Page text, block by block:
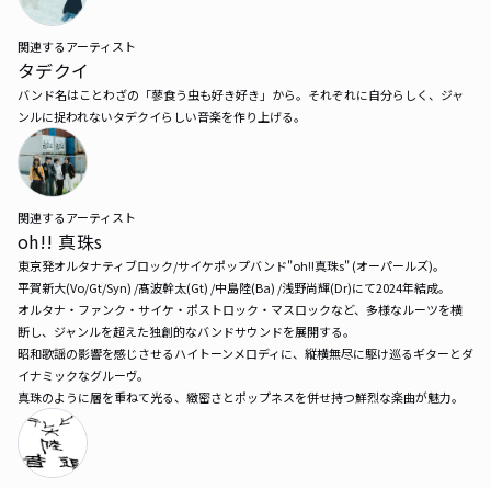
関連するアーティスト
タデクイ
バンド名はことわざの「蓼食う虫も好き好き」から。それぞれに自分らしく、ジャ
ンルに捉われないタデクイらしい音楽を作り上げる。
関連するアーティスト
oh!! 真珠s
東京発オルタナティブロック/サイケポップバンド"oh!!真珠s" (オーパールズ)。
平賀新大(Vo/Gt/Syn) /髙波幹太(Gt) /中島陸(Ba) /浅野尚輝(Dr)にて2024年結成。
オルタナ・ファンク・サイケ・ポストロック・マスロックなど、多様なルーツを横
断し、ジャンルを超えた独創的なバンドサウンドを展開する。
昭和歌謡の影響を感じさせるハイトーンメロディに、縦横無尽に駆け巡るギターとダ
イナミックなグルーヴ。
真珠のように層を重ねて光る、緻密さとポップネスを併せ持つ鮮烈な楽曲が魅力。